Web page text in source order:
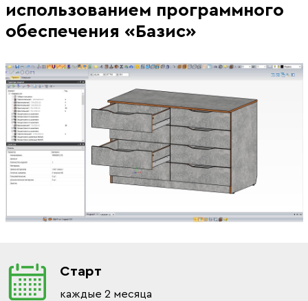
использованием программного
обеспечения «Базис»
Старт
каждые 2 месяца